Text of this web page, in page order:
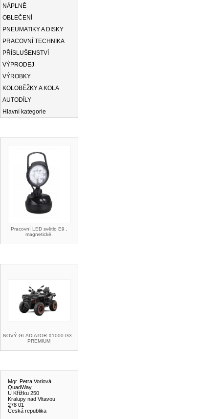
NÁPLNĚ
OBLEČENÍ
PNEUMATIKY A DISKY
PRACOVNÍ TECHNIKA
PŘÍSLUŠENSTVÍ
VÝPRODEJ
VÝROBKY
KOLOBĚŽKY A KOLA
AUTODÍLY
Hlavní kategorie
Pracovní LED světlo E9 ,
magnetické.
NOVÝ GLADIATOR X1000 G3 -
PREMIUM
Mgr. Petra Vorlová
QuadWay
U Křížku 250
Kralupy nad Vltavou
278 01
Česká republika